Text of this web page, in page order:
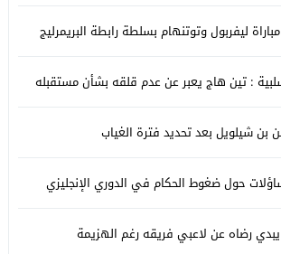
ليفربول وتوتنهام بسلطة رابطة البريمرليج
: تين هاج يعبر عن عدم قلقه بشأن مستقبله
بن شيلويل بعد تحديد فترة الغياب
حول ضغوط الحكام في الدوري الإنجليزي
رضاه عن لاعبي فريقه رغم الهزيمة